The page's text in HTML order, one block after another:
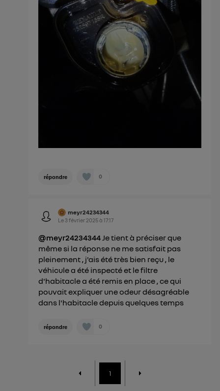
répondre 0
meyr24234344
Le 3 février 2025à17:17
@meyr24234344Je tient à préciser que
même si la réponse ne me satisfait pas
pleinement , j'ais été très bien reçu , le
véhicule a été inspecté et le filtre
d'habitacle a été remis en place , ce qui
pouvait expliquer une odeur désagréable
dans l'habitacle depuis quelques temps
répondre 0
1